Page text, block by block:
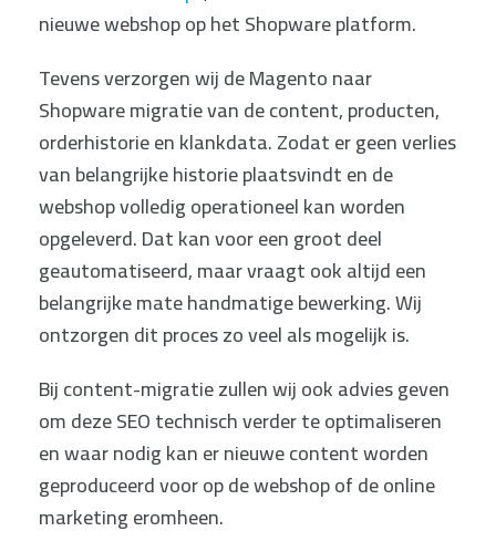
nieuwe webshop op het Shopware platform.
Tevens verzorgen wij de Magento naar
Shopware migratie van de content, producten,
orderhistorie en klankdata. Zodat er geen verlies
van belangrijke historie plaatsvindt en de
webshop volledig operationeel kan worden
opgeleverd. Dat kan voor een groot deel
geautomatiseerd, maar vraagt ook altijd een
belangrijke mate handmatige bewerking. Wij
ontzorgen dit proces zo veel als mogelijk is.
Bij content-migratie zullen wij ook advies geven
om deze SEO technisch verder te optimaliseren
en waar nodig kan er nieuwe content worden
geproduceerd voor op de webshop of de online
marketing eromheen.